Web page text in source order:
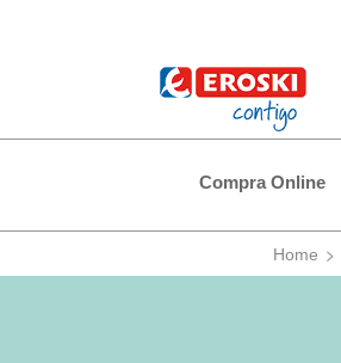
Compra Online
Home